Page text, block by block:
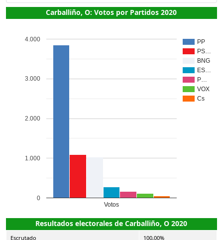
Carballiño, O: Votos por Partidos 2020
PP
PS…
BNG
ES…
P…
VOX
Cs
Votos
0
1.000
2.000
3.000
4.000
Resultados electorales de Carballiño, O 2020
Escrutado 100,00%